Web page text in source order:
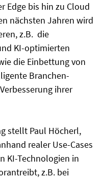
Edge bis hin zu Cloud
nächsten Jahren wird
z.B. die
KI-optimierten
die Einbettung von
Branchen-
ihrer
stellt Paul Höcherl,
realer Use-Cases
KI-Technologien in
z.B. bei